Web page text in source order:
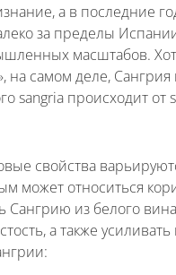
а в последние
за пределы
масштабов.
на самом деле,
sangria происходит от
свойства
может относиться
Сангрию из белого
а также